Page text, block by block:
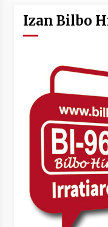
Izan Bilbo